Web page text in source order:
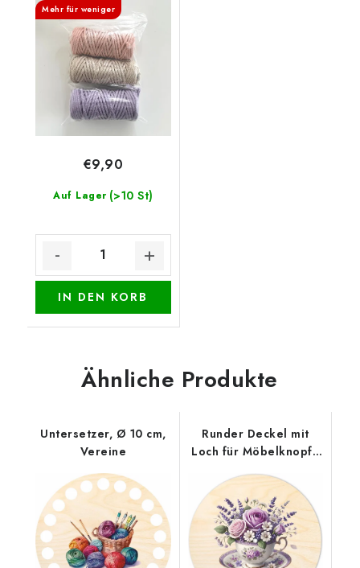
Mehr für weniger
Auf Lager (>10 St)
€9,90
IN DEN KORB
Ähnliche Produkte
Untersetzer, Ø 10 cm,
Vereine
Runder Deckel mit
Loch für Möbelknopf -